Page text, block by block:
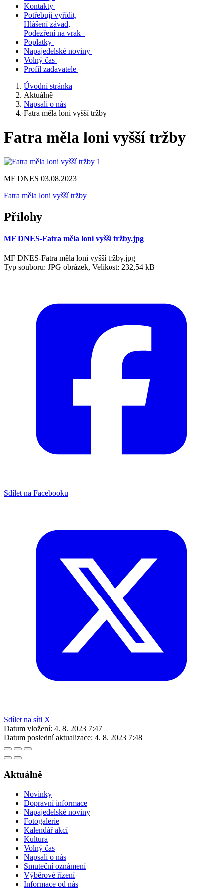
Kontakty
Potřebuji vyřídit,
Hlášení závad,
Podezření na vrak
Poplatky
Napajedelské noviny
Volný čas
Profil zadavatele
Úvodní stránka
Aktuálně
Napsali o nás
Fatra měla loni vyšší tržby
Fatra měla loni vyšší tržby
MF DNES 03.08.2023
Fatra měla loni vyšší tržby
Přílohy
MF DNES-Fatra měla loni vyšší tržby.jpg
MF DNES-Fatra měla loni vyšší tržby.jpg
Typ souboru: JPG obrázek, Velikost: 232,54 kB
Sdílet na Facebooku
Sdílet na síti X
Datum vložení: 4. 8. 2023 7:47
Datum poslední aktualizace: 4. 8. 2023 7:48
Aktuálně
Novinky
Dopravní informace
Napajedelské noviny
Fotogalerie
Kalendář akcí
Kultura
Volný čas
Napsali o nás
Smuteční oznámení
Výběrové řízení
Informace od nás